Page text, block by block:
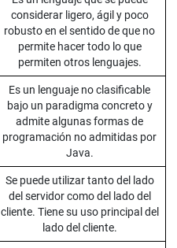
considerar ligero, ágil y poco
robusto en el sentido de que no
permite hacer todo lo que
permiten otros lenguajes.
Es un lenguaje no clasificable
bajo un paradigma concreto y
admite algunas formas de
programación no admitidas por
Java.
Se puede utilizar tanto del lado
del servidor como del lado del
cliente. Tiene su uso principal del
lado del cliente.